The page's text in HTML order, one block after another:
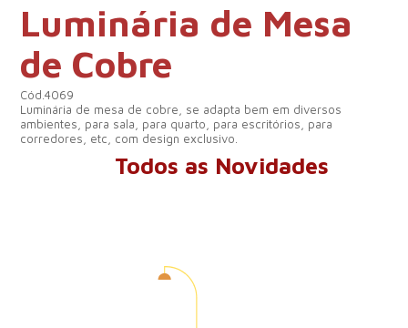
Luminária de Mesa
de Cobre
Cód.4069
Luminária de mesa de cobre, se adapta bem em diversos
ambientes, para sala, para quarto, para escritórios, para
corredores, etc, com design exclusivo.
Todos as Novidades